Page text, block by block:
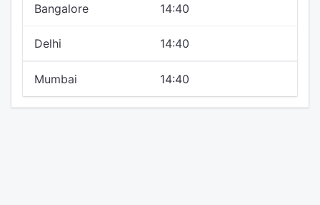
Bangalore
14:40
Delhi 14:40
Mumbai 14:40